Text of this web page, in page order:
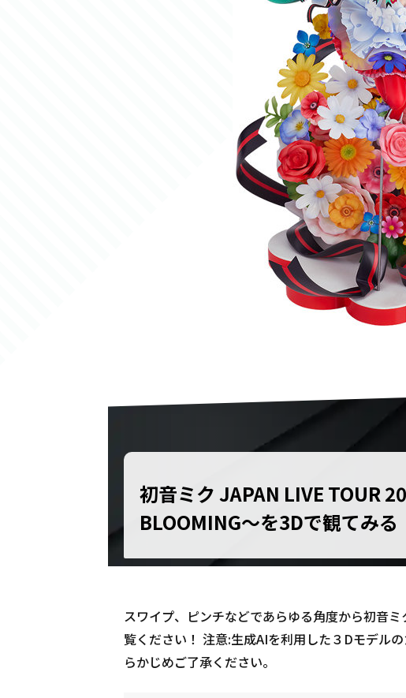
初音ミク JAPAN LIVE TOUR
BLOOMING〜を3Dで観てみる
スワイプ、ピンチなどであらゆる角度から初音
覧ください！ 注意:生成AIを利用した３Dモデル
らかじめご了承ください。